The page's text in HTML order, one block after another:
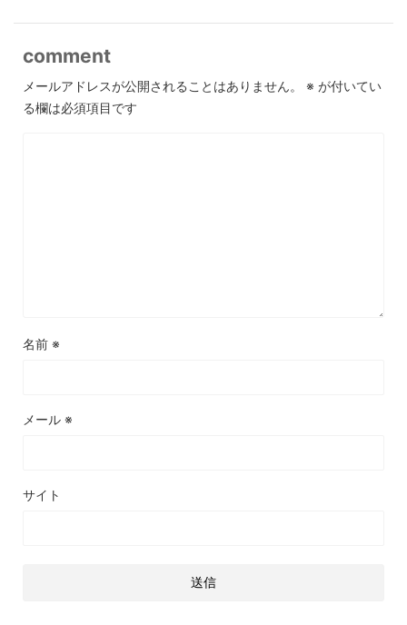
comment
メールアドレスが公開されることはありません。 ※ が付いてい
る欄は必須項目です
名前 ※
メール ※
サイト